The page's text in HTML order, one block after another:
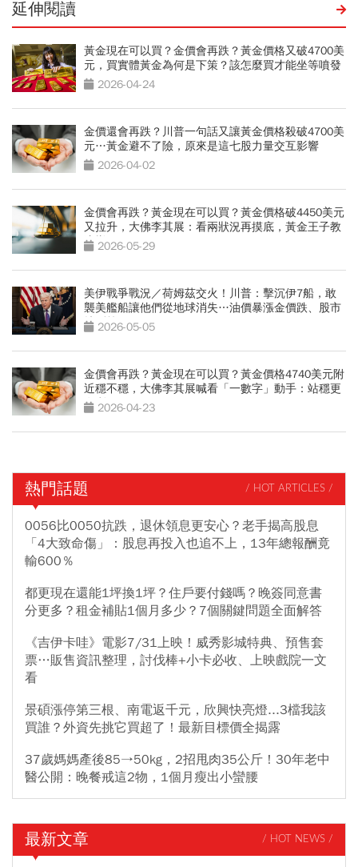
延伸閱讀
黃金現在可以買？金價會再跌？黃金價格又破4700美
元，買實體黃金為何是下策？該怎麼買才能坐等噴發
2026-04-24
金價還會再跌？川普一句話又讓黃金價格殺破4700美
元…黃金避不了險，原來是這七股力量交互影響
2026-04-02
金價會再跌？黃金現在可以買？黃金價格破4450美元
又拉升，大佛李其展：看兩狀況再摸底，黃金王子教
這樣買
2026-05-29
美伊戰爭戰況／荷姆茲交火！川普：擊沉伊7船，敢
襲美艦船讓他們從地球消失…油價暴漲金價跌、股市
挫咧等
2026-05-05
金價會再跌？黃金現在可以買？黃金價格4740美元附
近穩不穩，大佛李其展喊看「一數字」動手：站穩更
有利2026-04-23
熱門話題 / HOT ARTICLES /
0056比0050抗跌，退休領息更安心？老手揭高股息
「4大致命傷」：股息再投入也追不上，13年總報酬竟
輸600％
都更現在還能1坪換1坪？住戶要付錢嗎？晚簽同意書
分更多？租金補貼1個月多少？7個關鍵問題全面解答
《吉伊卡哇》電影7/31上映！威秀影城特典、預售套
票…販售資訊整理，討伐棒+小卡必收、上映戲院一文
看
景碩漲停第三根、南電返千元，欣興快亮燈...3檔我該
買誰？外資先挑它買超了！最新目標價全揭露
37歲媽媽產後85→50kg，2招甩肉35公斤！30年老中
醫公開：晚餐戒這2物，1個月瘦出小蠻腰
最新文章 / HOT NEWS /